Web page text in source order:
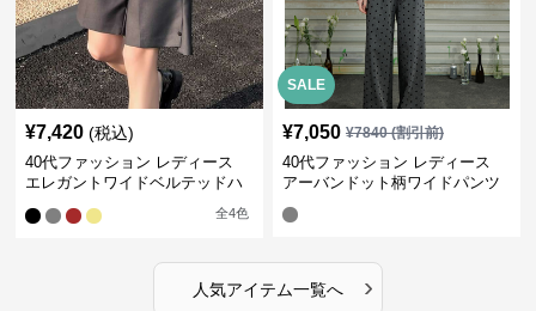
¥7,420 (税込)
40代ファッション レディース
エレガントワイドベルテッドハ
全4色
SALE
¥7,050 ¥7840(割引前)
40代ファッション レディース
アーバンドット柄ワイドパンツ
人気アイテム一覧へ ›